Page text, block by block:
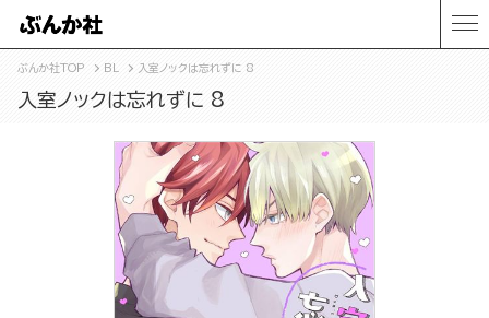
ぶんか社TOP BL 入室ノックは忘れずに 8
入室ノックは忘れずに 8